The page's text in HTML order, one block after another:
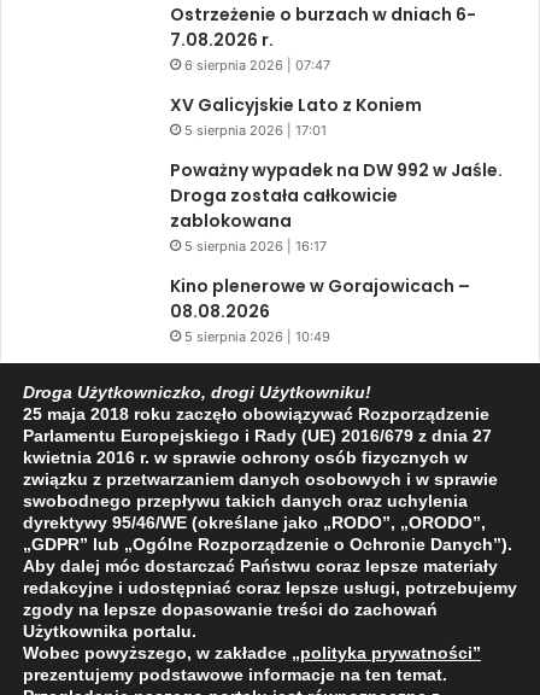
Ostrzeżenie o burzach w dniach 6-
7.08.2026 r.
6 sierpnia 2026 | 07:47
XV Galicyjskie Lato z Koniem
5 sierpnia 2026 | 17:01
Poważny wypadek na DW 992 w Jaśle.
Droga została całkowicie
zablokowana
5 sierpnia 2026 | 16:17
Kino plenerowe w Gorajowicach –
08.08.2026
5 sierpnia 2026 | 10:49
taniec i regionalne klimaty
5 sierpnia 2026 | 10:16
Czy Kopernik zjadał piernik?
5 sierpnia 2026 | 10:12
Facebook
X YouTube
Droga Użytkowniczko, drogi Użytkowniku!
25 maja 2018 roku zaczęło obowiązywać Rozporządzenie
Parlamentu Europejskiego i Rady (UE) 2016/679 z dnia 27
kwietnia 2016 r. w sprawie ochrony osób fizycznych w
związku z przetwarzaniem danych osobowych i w sprawie
swobodnego przepływu takich danych oraz uchylenia
dyrektywy 95/46/WE (określane jako „RODO”, „ORODO”,
„GDPR” lub „Ogólne Rozporządzenie o Ochronie Danych”).
Aby dalej móc dostarczać Państwu coraz lepsze materiały
redakcyjne i udostępniać coraz lepsze usługi, potrzebujemy
zgody na lepsze dopasowanie treści do zachowań
Użytkownika portalu.
Wobec powyższego, w zakładce „polityka prywatności”
prezentujemy podstawowe informacje na ten temat.